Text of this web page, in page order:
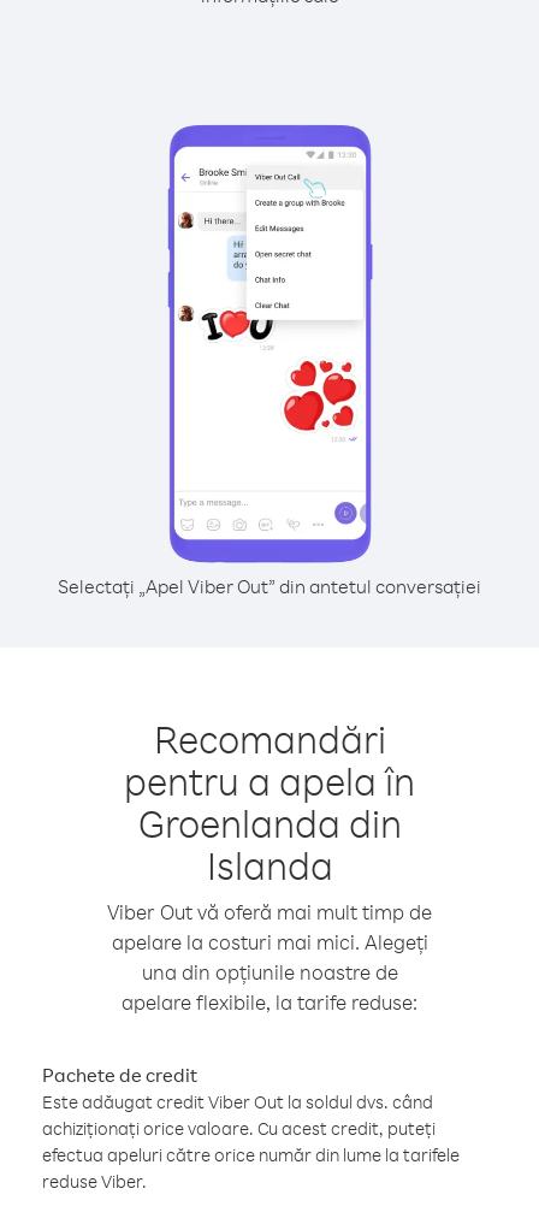
Selectați „Apel Viber Out” din antetul conversației
Recomandări
pentru a apela în
Groenlanda din
Islanda
Viber Out vă oferă mai mult timp de
apelare la costuri mai mici. Alegeți
una din opțiunile noastre de
apelare flexibile, la tarife reduse:
Pachete de credit
Este adăugat credit Viber Out la soldul dvs. când
achiziționați orice valoare. Cu acest credit, puteți
efectua apeluri către orice număr din lume la tarifele
reduse Viber.